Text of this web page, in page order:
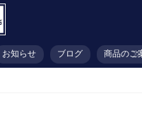
お知らせ ブログ 商品のご